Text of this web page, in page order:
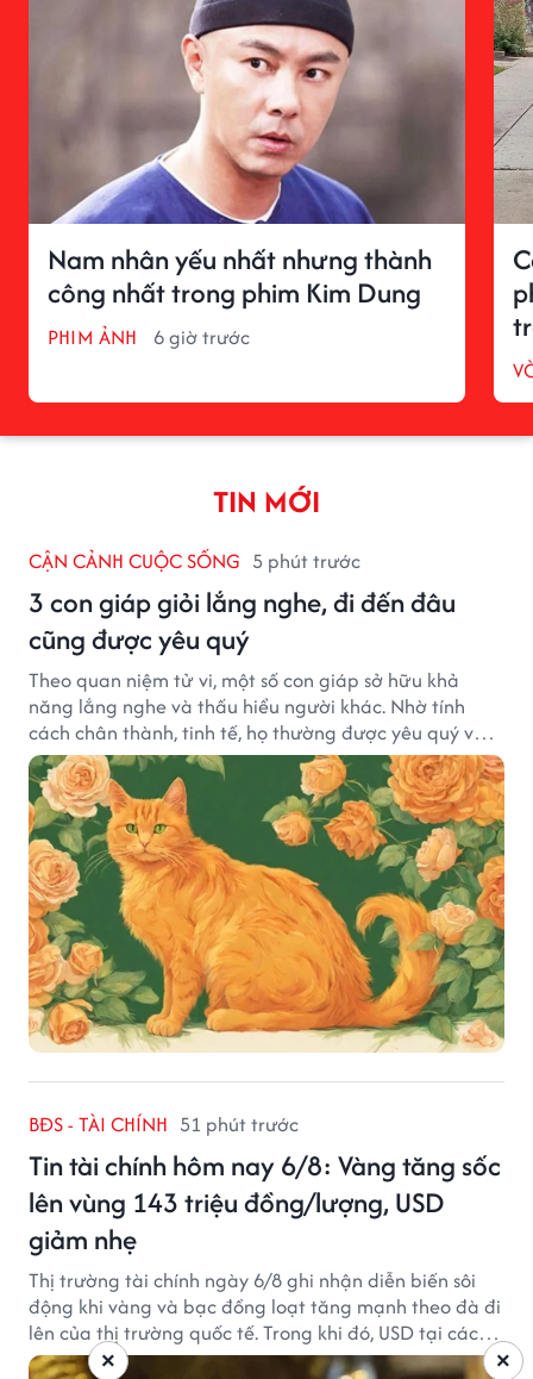
Nam nhân yếu nhất nhưng thành
công nhất trong phim Kim Dung
PHIM ẢNH 6 giờ trước
TIN MỚI
CẬN CẢNH CUỘC SỐNG 5 phút trước
3 con giáp giỏi lắng nghe, đi đến đâu
cũng được yêu quý
Theo quan niệm tử vi, một số con giáp sở hữu khả
năng lắng nghe và thấu hiểu người khác. Nhờ tính
cách chân thành, tinh tế, họ thường được yêu quý và
tạo dựng nhiều mối quan hệ tốt đẹp.
BĐS - TÀI CHÍNH 51 phút trước
Tin tài chính hôm nay 6/8: Vàng tăng sốc
lên vùng 143 triệu đồng/lượng, USD
giảm nhẹ
Thị trường tài chính ngày 6/8 ghi nhận diễn biến sôi
động khi vàng và bạc đồng loạt tăng mạnh theo đà đi
lên của thị trường quốc tế. Trong khi đó, USD tại các
ngân hàng tiếp tục hạ nhiệt dù tỷ giá trung tâm lập
×
×